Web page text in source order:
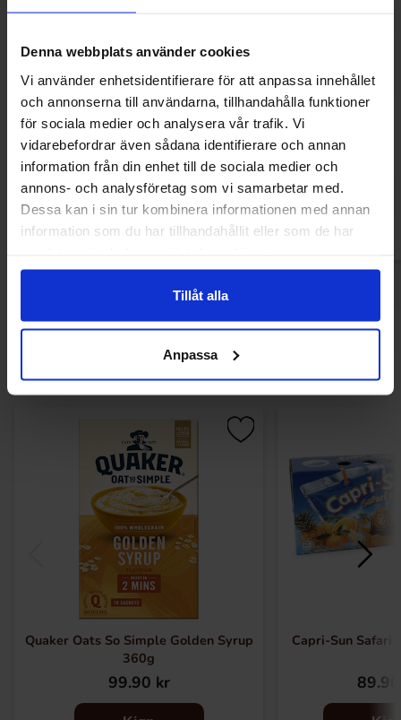
Denna webbplats använder cookies
Vi använder enhetsidentifierare för att anpassa innehållet
och annonserna till användarna, tillhandahålla funktioner
för sociala medier och analysera vår trafik. Vi
vidarebefordrar även sådana identifierare och annan
information från din enhet till de sociala medier och
annons- och analysföretag som vi samarbetar med.
Dessa kan i sin tur kombinera informationen med annan
information som du har tillhandahållit eller som de har
Tillåt alla
Anpassa
Milky Way Spread 350g
89.90 kr
Kjøp
Cadbury
Andre kjøpte også
Quaker Oats So Simple Golden Syrup
360g
99.90 kr
Capri-Sun Safari